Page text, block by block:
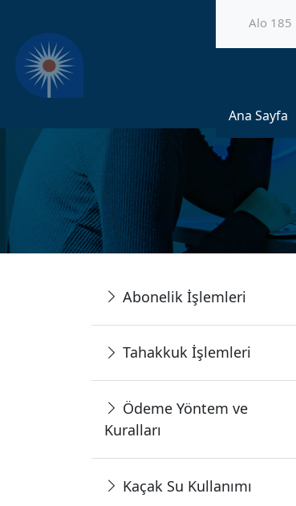
Alo 185
Ana Sayfa
Abonelik İşlemleri
Tahakkuk İşlemleri
Ödeme Yöntem ve
Kuralları
Kaçak Su Kullanımı